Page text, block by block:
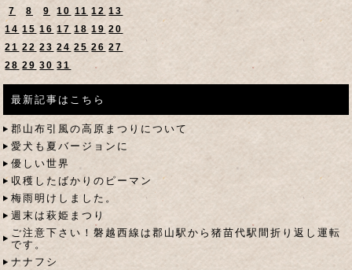
7
8 9 10 11 12 13
14 15 16 17 18 19 20
21 22 23 24 25 26 27
28 29 30 31
最新記事はこちら
郡山布引風の高原まつりについて
愛犬も夏バージョンに
優しい世界
収穫したばかりのピーマン
梅雨明けしました。
週末は萩姫まつり
ご注意下さい！磐越西線は郡山駅から猪苗代駅間折り返し運転
です。
ナナフシ